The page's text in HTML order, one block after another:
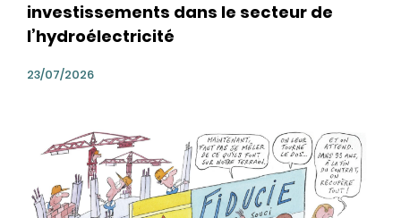
investissements dans le secteur de
l’hydroélectricité
23/07/2026